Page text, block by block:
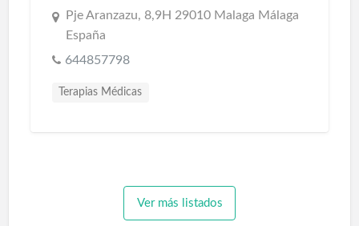
Pje Aranzazu, 8,9H 29010 Malaga Málaga
España
644857798
Terapias Médicas
Ver más listados